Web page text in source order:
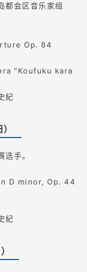
都会区音乐家组
Op. 84
"Koufuku kara
紀
手。
D minor, Op. 44
紀